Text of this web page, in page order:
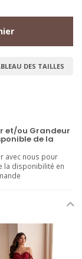
DES TAILLES
et/ou Grandeur
de la
avec nous pour
la disponibilité en